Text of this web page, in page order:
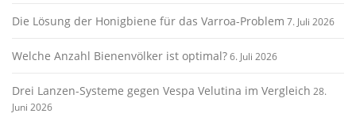
Die Lösung der Honigbiene für das Varroa-Problem 7. Juli 2026
Welche Anzahl Bienenvölker ist optimal?6. Juli 2026
Drei Lanzen-Systeme gegen Vespa Velutina im Vergleich 28.
Juni 2026